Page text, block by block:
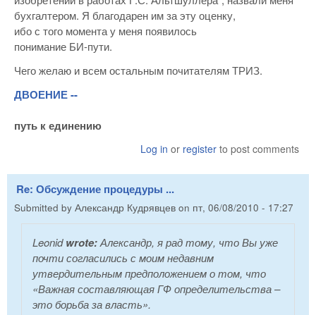
бухгалтером. Я благодарен им за эту оценку,
ибо с того момента у меня появилось
понимание БИ-пути.
Чего желаю и всем остальным почитателям ТРИЗ.
ДВОЕНИЕ --
путь к единению
Log in or register to post comments
Re: Обсуждение процедуры ...
Submitted by Александр Кудрявцев on пт, 06/08/2010 - 17:27
Leonidwrote:Александр, я рад тому, что Вы уже
почти согласились с моим недавним
утвердительным предположением о том, что
«Важная составляющая ГФ определительства –
это борьба за власть».